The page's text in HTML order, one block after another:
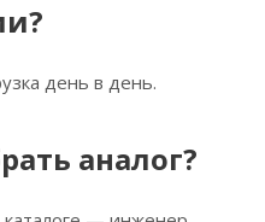
день в день.
аналог?